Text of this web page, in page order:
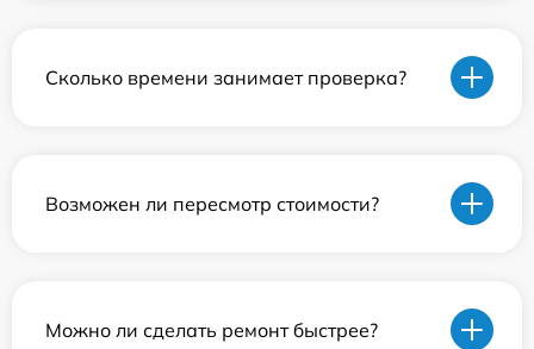
Сколько времени занимает проверка?
Возможен ли пересмотр стоимости?
Можно ли сделать ремонт быстрее?